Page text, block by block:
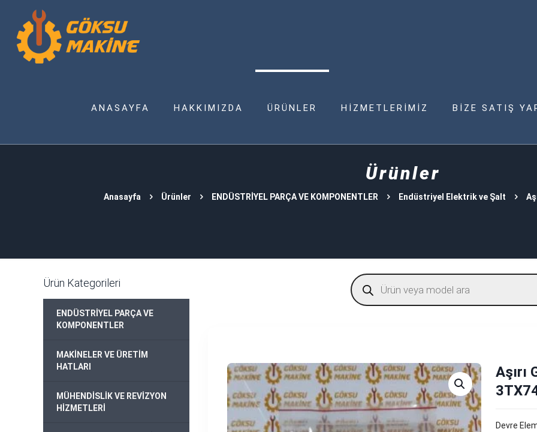
ANASAYFA HAKKIMIZDA ÜRÜNLER HİZMETLERİMİZ BİZE SATIŞ
Ürünler
Anasayfa Ürünler ENDÜSTRİYEL PARÇA VE KOMPONENTLER Endüstriyel Elektrik ve Şalt
Products
search
Aşırı
Devre
Ürün Kategorileri
ENDÜSTRİYEL PARÇA VE
KOMPONENTLER
MAKİNELER VE ÜRETİM
HATLARI
MÜHENDİSLİK VE REVİZYON
HİZMETLERİ